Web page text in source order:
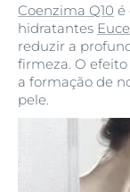
Coenzima Q10 é
hidratantes
reduzir a
firmeza. O
a formação de
pele.